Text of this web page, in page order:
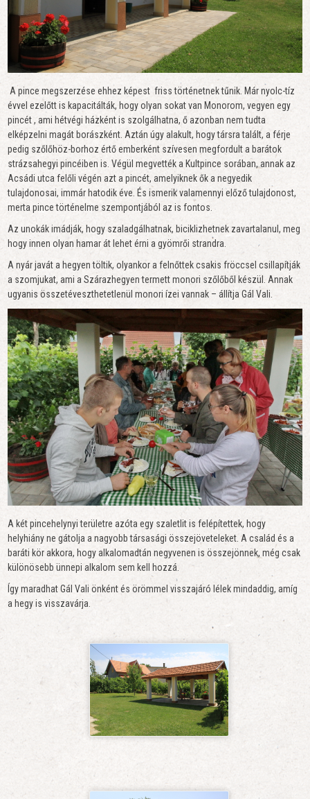
A pince megszerzése ehhez képest friss történetnek tűnik. Már nyolc-tíz
évvel ezelőtt is kapacitálták, hogy olyan sokat van Monorom, vegyen egy
pincét , ami hétvégi házként is szolgálhatna, ő azonban nem tudta
elképzelni magát borászként. Aztán úgy alakult, hogy társra talált, a férje
pedig szőlőhöz-borhoz értő emberként szívesen megfordult a barátok
strázsahegyi pincéiben is. Végül megvették a Kultpince sorában, annak az
Acsádi utca felőli végén azt a pincét, amelyiknek ők a negyedik
tulajdonosai, immár hatodik éve. És ismerik valamennyi előző tulajdonost,
merta pince történelme szempontjából az is fontos.
Az unokák imádják, hogy szaladgálhatnak, biciklizhetnek zavartalanul, meg
hogy innen olyan hamar át lehet érni a gyömrői strandra.
A nyár javát a hegyen töltik, olyankor a felnőttek csakis fröccsel csillapítják
a szomjukat, ami a Szárazhegyen termett monori szőlőből készül. Annak
ugyanis összetéveszthetetlenül monori ízei vannak – állítja Gál Vali.
A két pincehelynyi területre azóta egy szaletlit is felépítettek, hogy
helyhiány ne gátolja a nagyobb társasági összejöveteleket. A család és a
baráti kör akkora, hogy alkalomadtán negyvenen is összejönnek, még csak
különösebb ünnepi alkalom sem kell hozzá.
Így maradhat Gál Vali önként és örömmel visszajáró lélek mindaddig, amíg
a hegy is visszavárja.